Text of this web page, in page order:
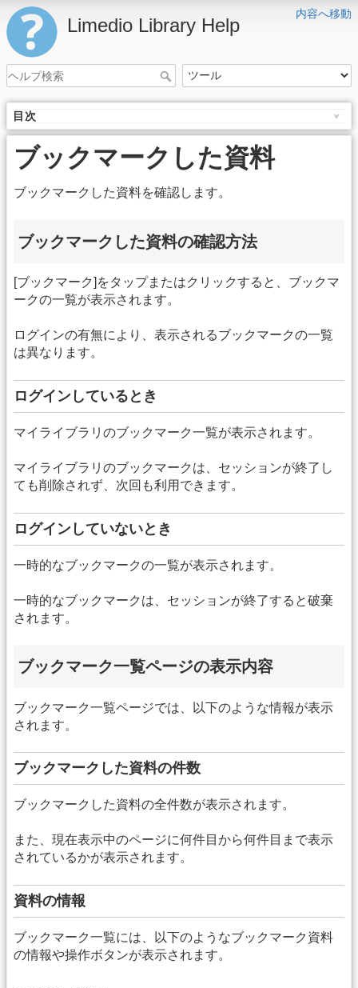
内容へ移動
Limedio Library Help
目次
ブックマークした資料
ブックマークした資料を確認します。
ブックマークした資料の確認方法
[ブックマーク]をタップまたはクリックすると、ブックマ
ークの一覧が表示されます。
ログインの有無により、表示されるブックマークの一覧
は異なります。
ログインしているとき
マイライブラリのブックマーク一覧が表示されます。
マイライブラリのブックマークは、セッションが終了し
ても削除されず、次回も利用できます。
ログインしていないとき
一時的なブックマークの一覧が表示されます。
一時的なブックマークは、セッションが終了すると破棄
されます。
ブックマーク一覧ページの表示内容
ブックマーク一覧ページでは、以下のような情報が表示
されます。
ブックマークした資料の件数
ブックマークした資料の全件数が表示されます。
また、現在表示中のページに何件目から何件目まで表示
されているかが表示されます。
資料の情報
ブックマーク一覧には、以下のようなブックマーク資料
の情報や操作ボタンが表示されます。